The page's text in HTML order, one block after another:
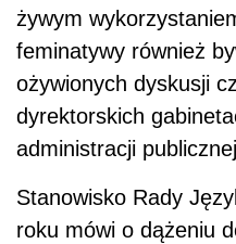
żywym
feminatywy również
ożywionych dyskusji
dyrektorskich
administracji
Stanowisko Rady
roku mówi o dążeniu